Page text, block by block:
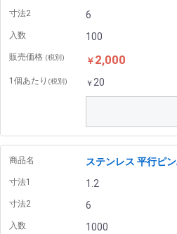
寸法2 6
入数 100
販売価格 (税別) ￥ 2,000
1個あたり (税別) ￥20
商品名 ステンレス 平行ピ
寸法1 1.2
寸法2 6
入数 1000